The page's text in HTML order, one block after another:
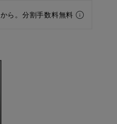
から。分割手数料無料